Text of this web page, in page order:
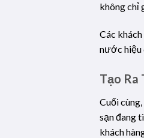
không chỉ
Các
nước hiệu
Tạo Ra
Cuối
sạn đang
khách